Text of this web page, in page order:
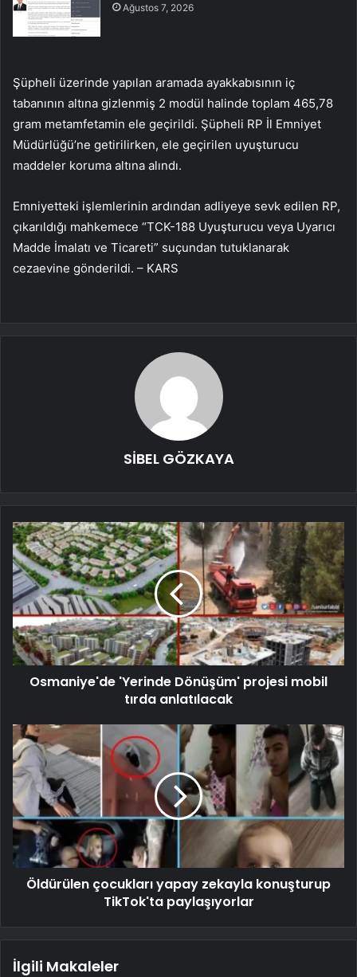
Ağustos 7, 2026
Şüpheli üzerinde yapılan aramada ayakkabısının iç
tabanının altına gizlenmiş 2 modül halinde toplam 465,78
gram metamfetamin ele geçirildi. Şüpheli RP İl Emniyet
Müdürlüğü’ne getirilirken, ele geçirilen uyuşturucu
maddeler koruma altına alındı.
Emniyetteki işlemlerinin ardından adliyeye sevk edilen RP,
çıkarıldığı mahkemece “TCK-188 Uyuşturucu veya Uyarıcı
Madde İmalatı ve Ticareti” suçundan tutuklanarak
cezaevine gönderildi. – KARS
SİBEL GÖZKAYA
Osmaniye'de 'Yerinde Dönüşüm' projesi mobil
tırda anlatılacak
Öldürülen çocukları yapay zekayla konuşturup
TikTok'ta paylaşıyorlar
İlgili Makaleler